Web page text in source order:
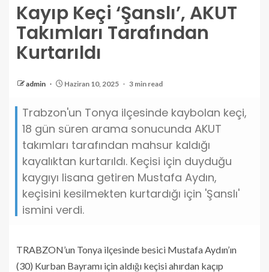
Kayıp Keçi ‘Şanslı’, AKUT
Takımları Tarafından
Kurtarıldı
admin Haziran 10, 2025 3 min read
Trabzon'un Tonya ilçesinde kaybolan keçi,
18 gün süren arama sonucunda AKUT
takımları tarafından mahsur kaldığı
kayalıktan kurtarıldı. Keçisi için duyduğu
kaygıyı lisana getiren Mustafa Aydın,
keçisini kesilmekten kurtardığı için 'Şanslı'
ismini verdi.
TRABZON’un Tonya ilçesinde besici Mustafa Aydın’ın
(30) Kurban Bayramı için aldığı keçisi ahırdan kaçıp